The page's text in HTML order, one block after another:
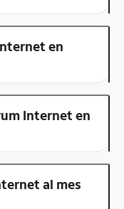
en
Internet en
al mes